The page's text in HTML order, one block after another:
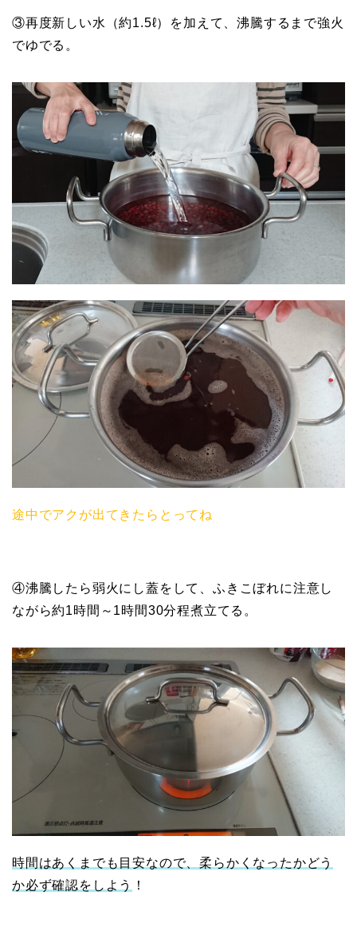
③再度新しい水（約1.5ℓ）を加えて、沸騰するまで強火
でゆでる。
途中でアクが出てきたらとってね
④沸騰したら弱火にし蓋をして、ふきこぼれに注意し
ながら約1時間～1時間30分程煮立てる。
時間はあくまでも目安なので、柔らかくなったかどう
か必ず確認をしよう
！